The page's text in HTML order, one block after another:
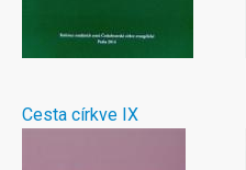
Cesta církve IX